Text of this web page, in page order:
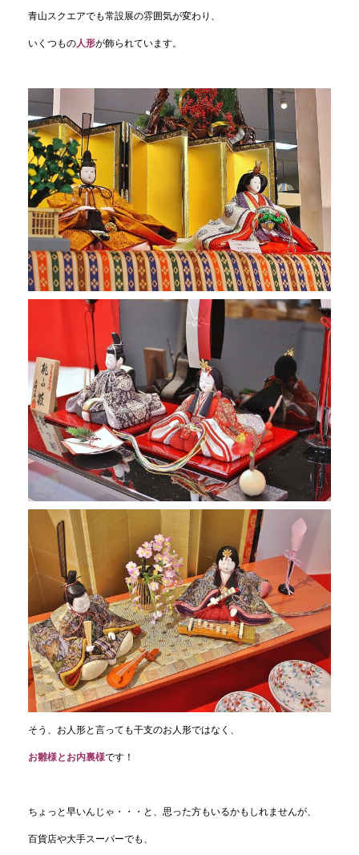
青山スクエアでも常設展の雰囲気が変わり、
いくつもの人形が飾られています。
そう、お人形と言っても干支のお人形ではなく、
お雛様とお内裏様です！
ちょっと早いんじゃ・・・と、思った方もいるかもしれませんが、
百貨店や大手スーパーでも、